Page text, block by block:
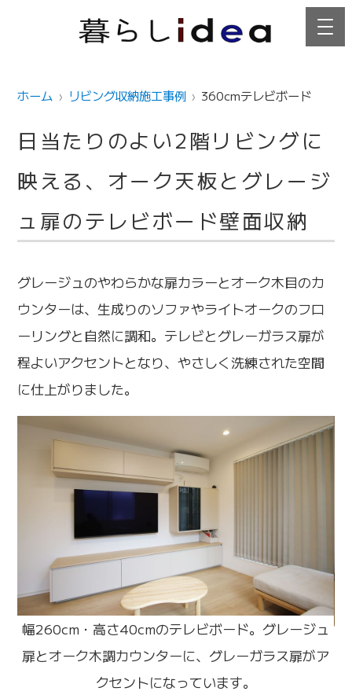
ホーム リビング収納施工事例 360cmテレビボード
日当たりのよい2階リビングに
映える、オーク天板とグレージ
ュ扉のテレビボード壁面収納
グレージュのやわらかな扉カラーとオーク木目のカ
ウンターは、生成りのソファやライトオークのフロ
ーリングと自然に調和。テレビとグレーガラス扉が
程よいアクセントとなり、やさしく洗練された空間
に仕上がりました。
幅260cm・高さ40cmのテレビボード。グレージュ
扉とオーク木調カウンターに、グレーガラス扉がア
クセントになっています。